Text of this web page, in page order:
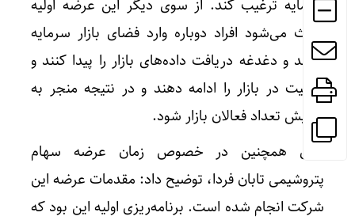
سرمایه ترغیب کند. از سوی دیگر این عرضه اولیه
باعث می‌شود افراد دوباره وارد فضای بازار سرمایه
شوند و دغدغه دریافت داده‌های بازار را پیدا کنند و
فعالیت در بازار را ادامه دهند و در نتیجه منجر به
افزایش تعداد فعالان بازار شود.
یاری همچنین در خصوص زمان عرضه سهام
پتروشیمی تابان فردا، توضیح داد: مقدمات عرضه این
شرکت انجام شده است. برنامه‌ریزی اولیه این بود که